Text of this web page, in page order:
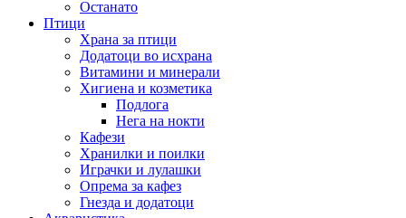
Останато
Птици
Храна за птици
Додатоци во исхрана
Витамини и минерали
Хигиена и козметика
Подлога
Нега на нокти
Кафези
Хранилки и поилки
Играчки и лулашки
Опрема за кафез
Гнезда и додатоци